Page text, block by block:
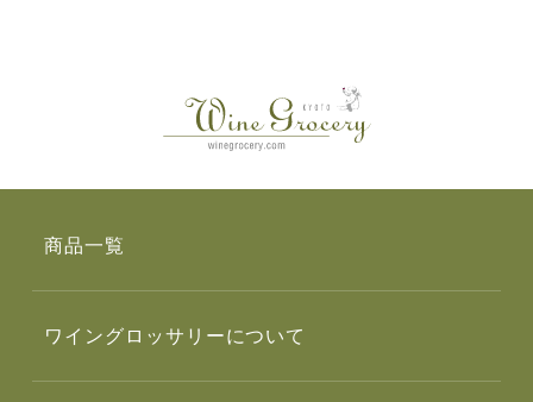
商品一覧
ワイングロッサリーについて